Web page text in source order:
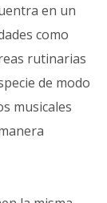
en un
como
rutinarias
de modo
musicales